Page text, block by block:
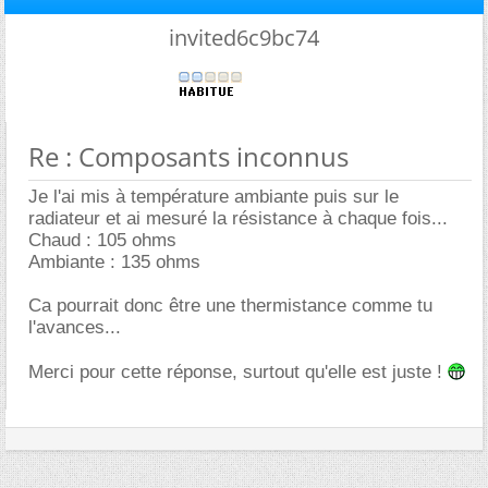
invited6c9bc74
Re : Composants inconnus
Je l'ai mis à température ambiante puis sur le
radiateur et ai mesuré la résistance à chaque fois...
Chaud : 105 ohms
Ambiante : 135 ohms
Ca pourrait donc être une thermistance comme tu
l'avances...
Merci pour cette réponse, surtout qu'elle est juste !